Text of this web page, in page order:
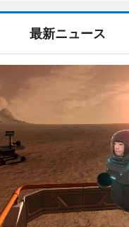
最新ニュース